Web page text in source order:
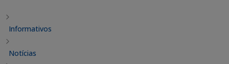
Informativos
Notícias